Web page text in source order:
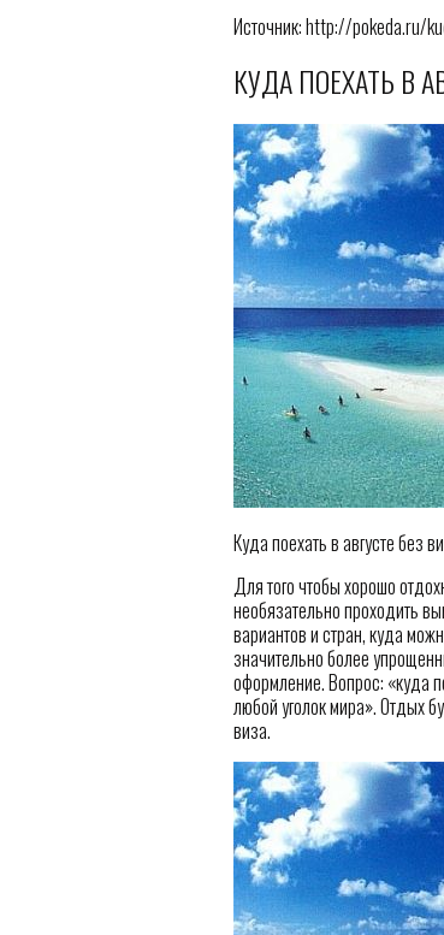
Источник: http://pokeda.ru/
КУДА ПОЕХАТЬ В
Куда поехать в августе без
Для того чтобы хорошо
необязательно проходить
вариантов и стран, куда
значительно более
оформление. Вопрос: «куда
любой уголок мира». Отдых
виза.